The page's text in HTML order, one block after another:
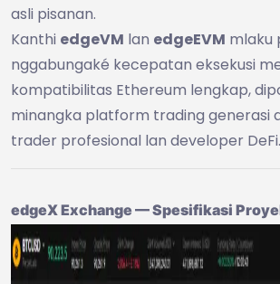
asli pisanan.
Kanthi edgeVM lan edgeEVM mlaku
nggabungaké kecepatan eksekusi
kompatibilitas Ethereum lengkap,
minangka platform trading generasi
trader profesional lan developer DeFi.
edgeX Exchange — Spesifikasi